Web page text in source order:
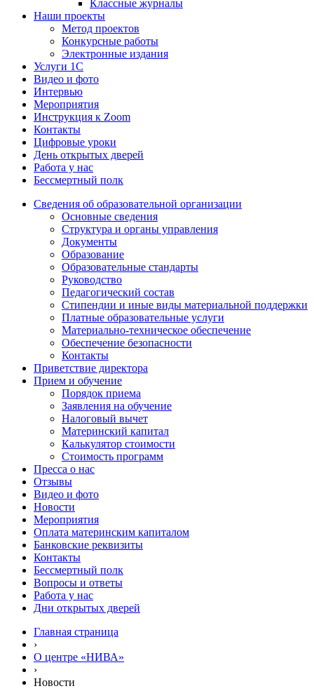
Классные журналы
Наши проекты
Метод проектов
Конкурсные работы
Электронные издания
Услуги 1C
Видео и фото
Интервью
Мероприятия
Инструкция к Zoom
Контакты
Цифровые уроки
День открытых дверей
Работа у нас
Бессмертный полк
Сведения об образовательной организации
Основные сведения
Структура и органы управления
Документы
Образование
Образовательные стандарты
Руководство
Педагогический состав
Стипендии и иные виды материальной поддержки
Платные образовательные услуги
Материально-техническое обеспечение
Обеспечение безопасности
Контакты
Приветствие директора
Прием и обучение
Порядок приема
Заявления на обучение
Налоговый вычет
Материнский капитал
Калькулятор стоимости
Стоимость программ
Пресса о нас
Отзывы
Видео и фото
Новости
Мероприятия
Оплата материнским капиталом
Банковские реквизиты
Контакты
Бессмертный полк
Вопросы и ответы
Работа у нас
Дни открытых дверей
Главная страница
›
О центре «НИВА»
›
Новости